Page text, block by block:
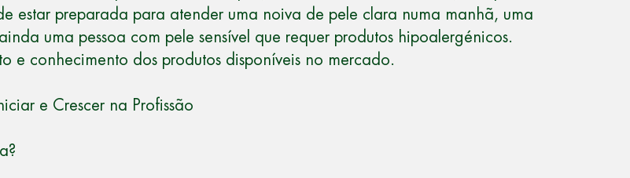
estar preparada para atender uma noiva de pele clara numa manhã, uma
uma pessoa com pele sensível que requer produtos hipoalergénicos.
e conhecimento dos produtos disponíveis no mercado.
e Crescer na Profissão